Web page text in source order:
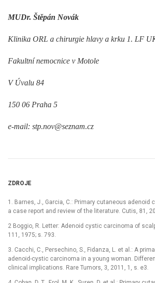
MUDr. Štěpán Novák
Klinika ORL a chirurgie hlavy a krku 1. LF
Fakultní nemocnice v Motole
V Úvalu 84
150 06 Praha 5
e-mail: stp.nov@seznam.cz
ZDROJE
1. Barnes, J., Garcia, C.: Primary cutaneous adenoid
a case report and review of the literature. Cutis, 81,
2 Boggio, R. Letter: Adenoid cystic carcinoma of
111, 1975; s. 793.
3. Cacchi, C., Persechino, S., Fidanza, L. et al.: A
adenoid-cystic carcinoma in a young woman.
clinical implications. Rare Tumors, 3, 2011, 1, s. e3.